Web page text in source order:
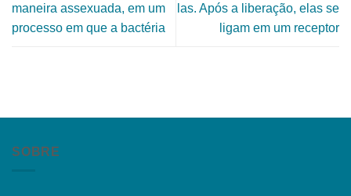
maneira assexuada, em um
processo em que a bactéria
las. Após a liberação, elas se
ligam em um receptor
SOBRE